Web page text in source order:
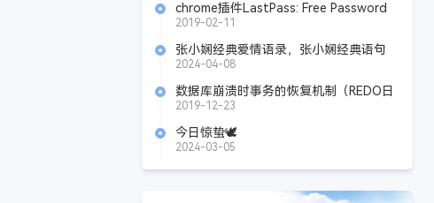
chrome插件LastPass: Free Password
Manager4.24
2019-02-11
张小娴经典爱情语录，张小娴经典语句
2024-04-08
数据库崩溃时事务的恢复机制（REDO日
志和UNDO日志）?
2019-12-23
今日惊蛰🕊
2024-03-05